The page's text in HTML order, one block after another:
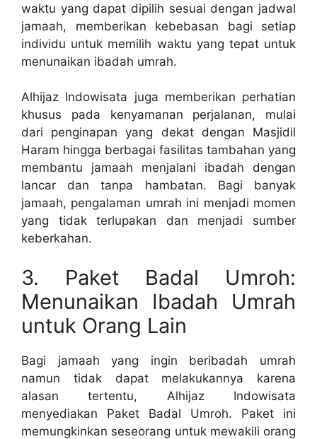
waktu yang dapat dipilih sesuai dengan jadwal
jamaah, memberikan kebebasan bagi setiap
individu untuk memilih waktu yang tepat untuk
menunaikan ibadah umrah.
Alhijaz Indowisata juga memberikan perhatian
khusus pada kenyamanan perjalanan, mulai
dari penginapan yang dekat dengan Masjidil
Haram hingga berbagai fasilitas tambahan yang
membantu jamaah menjalani ibadah dengan
lancar dan tanpa hambatan. Bagi banyak
jamaah, pengalaman umrah ini menjadi momen
yang tidak terlupakan dan menjadi sumber
keberkahan.
3. Paket Badal Umroh:
Menunaikan Ibadah Umrah
untuk Orang Lain
Bagi jamaah yang ingin beribadah umrah
namun tidak dapat melakukannya karena
alasan tertentu, Alhijaz Indowisata
menyediakan Paket Badal Umroh. Paket ini
memungkinkan seseorang untuk mewakili orang